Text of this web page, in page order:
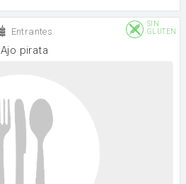
Entrantes
SIN
GLUTEN
Ajo pirata